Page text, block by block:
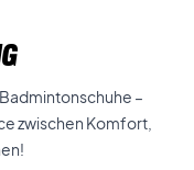
–
zwischen Komfort,